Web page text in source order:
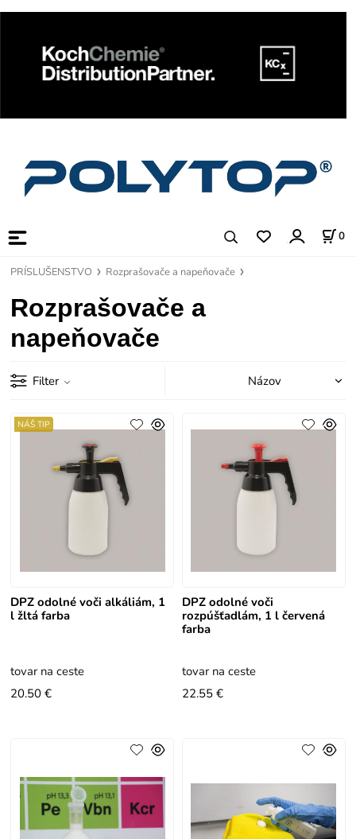
0
PRÍSLUŠENSTVO Rozprašovače a napeňovače
Rozprašovače a
napeňovače
Filter
DPZ odolné voči alkáliám, 1
l žltá farba
NÁŠ TIP
tovar na ceste
20.50 €
DPZ odolné voči
rozpúšťadlám, 1 l červená
farba
tovar na ceste
22.55 €